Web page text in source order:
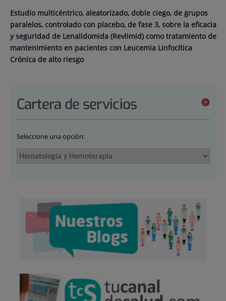
Estudio multicéntrico, aleatorizado, doble ciego, de grupos
paralelos, controlado con placebo, de fase 3, sobre la eficacia
y seguridad de Lenalidomida (Revlimid) como tratamiento de
mantenimiento en pacientes con Leucemia Linfocítica
Crónica de alto riesgo
Cartera de servicios
Seleccione una opción: